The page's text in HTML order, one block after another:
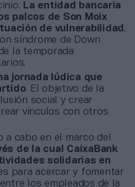
La entidad bancaria
palcos de Son Moix
de vulnerabilidad ,
síndrome de Down
la temporada
jornada lúdica que
. El objetivo de la
social y crear
vínculos con otros
a cabo en el marco del
de la cual CaixaBank
solidarias en
para acercar y fomentar
los empleados de la